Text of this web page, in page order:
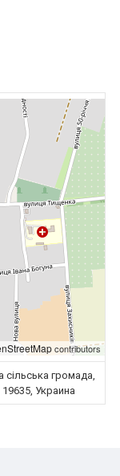
contributors
сільська громада,
Украина